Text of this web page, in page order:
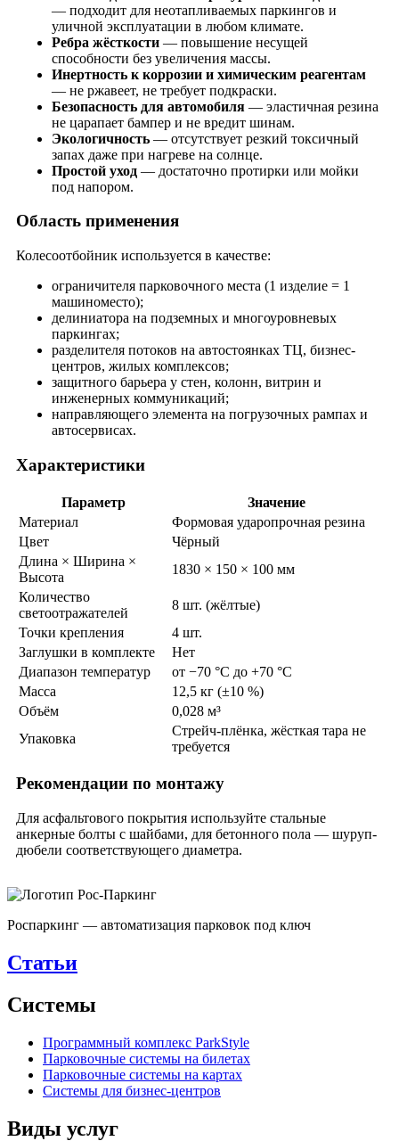
— подходит для неотапливаемых паркингов и
уличной эксплуатации в любом климате.
Ребра жёсткости — повышение несущей
способности без увеличения массы.
Инертность к коррозии и химическим реагентам
— не ржавеет, не требует подкраски.
Безопасность для автомобиля — эластичная резина
не царапает бампер и не вредит шинам.
Экологичность — отсутствует резкий токсичный
запах даже при нагреве на солнце.
Простой уход — достаточно протирки или мойки
под напором.
Область применения
Колесоотбойник используется в качестве:
ограничителя парковочного места (1 изделие = 1
машиноместо);
делиниатора на подземных и многоуровневых
паркингах;
разделителя потоков на автостоянках ТЦ, бизнес-
центров, жилых комплексов;
защитного барьера у стен, колонн, витрин и
инженерных коммуникаций;
направляющего элемента на погрузочных рампах и
автосервисах.
Характеристики
Параметр
Значение
Материал
Формовая ударопрочная резина
Цвет
Чёрный
Длина × Ширина ×
Высота
1830 × 150 × 100 мм
Количество
светоотражателей
8 шт. (жёлтые)
Точки крепления
4 шт.
Заглушки в комплекте
Нет
Диапазон температур
от −70 °C до +70 °C
Масса
12,5 кг (±10 %)
Объём
0,028 м³
Упаковка
Стрейч-плёнка, жёсткая тара не
требуется
Рекомендации по монтажу
Для асфальтового покрытия используйте стальные
анкерные болты с шайбами, для бетонного пола — шуруп-
дюбели соответствующего диаметра.
Роспаркинг — автоматизация парковок под ключ
Статьи
Системы
Программный комплекс ParkStyle
Парковочные системы на билетах
Парковочные системы на картах
Системы для бизнес-центров
Виды услуг